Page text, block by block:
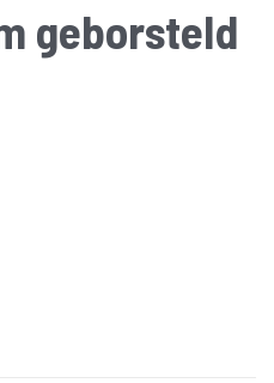
geborsteld